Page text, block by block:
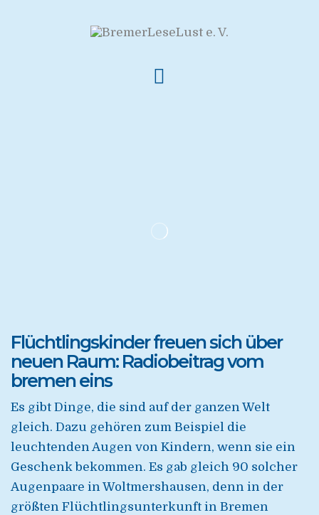
Flüchtlingskinder freuen sich über
neuen Raum: Radiobeitrag vom
bremen eins
Es gibt Dinge, die sind auf der ganzen Welt
gleich. Dazu gehören zum Beispiel die
leuchtenden Augen von Kindern, wenn sie ein
Geschenk bekommen. Es gab gleich 90 solcher
Augenpaare in Woltmershausen, denn in der
größten Flüchtlingsunterkunft in Bremen